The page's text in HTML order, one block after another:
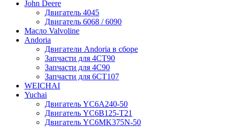
John Deere
Двигатель 4045
Двигатель 6068 / 6090
Масло Valvoline
Andoria
Двигатели Andoria в сборе
Запчасти для 4CT90
Запчасти для 4С90
Запчасти для 6CT107
WEICHAI
Yuchai
Двигатель YC6A240-50
Двигатель YC6B125-T21
Двигатель YC6MK375N-50